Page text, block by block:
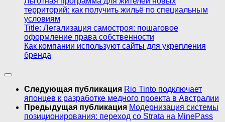
территорий: как получить жильё по специальным
условиям
Title: Легализация самостроя: пошаговое
оформление права собственности
Как компании используют сайты для укрепления
бренда
Следующая публикация Rio Tinto подключает
японцев к разработке медного проекта в Австралии
Предыдущая публикация Модернизация системы
позиционирования: переход со Strata на MinePass